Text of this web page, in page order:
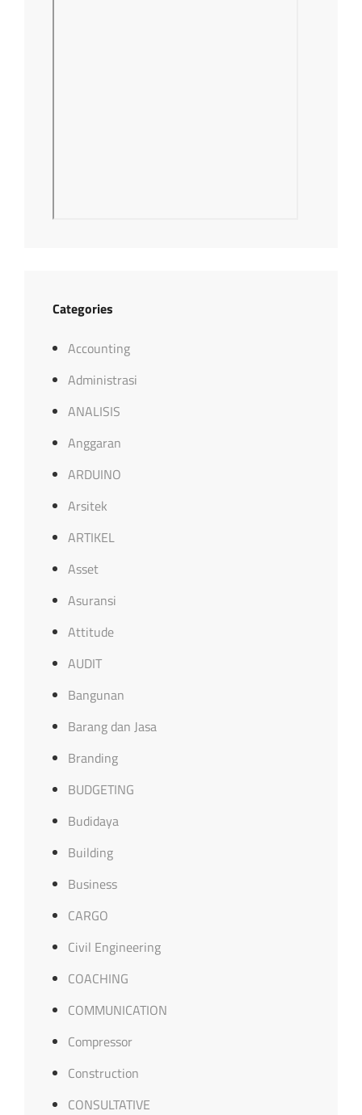
Categories
Accounting
Administrasi
ANALISIS
Anggaran
ARDUINO
Arsitek
ARTIKEL
Asset
Asuransi
Attitude
AUDIT
Bangunan
Barang dan Jasa
Branding
BUDGETING
Budidaya
Building
Business
CARGO
Civil Engineering
COACHING
COMMUNICATION
Compressor
Construction
CONSULTATIVE